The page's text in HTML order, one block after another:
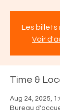
Les billets
Voir
Time &
Aug 24, 2025,
Bureau